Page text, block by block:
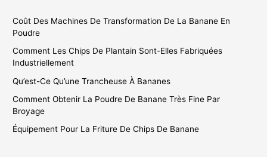
Coût Des Machines De Transformation De La Banane En
Poudre
Comment Les Chips De Plantain Sont-Elles Fabriquées
Industriellement
Qu’est-Ce Qu’une Trancheuse À Bananes
Comment Obtenir La Poudre De Banane Très Fine Par
Broyage
Équipement Pour La Friture De Chips De Banane